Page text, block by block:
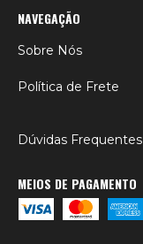
NAVEGAÇÃO
Sobre Nós
Política de Frete
Dúvidas Frequentes
MEIOS DE PAGAMENTO